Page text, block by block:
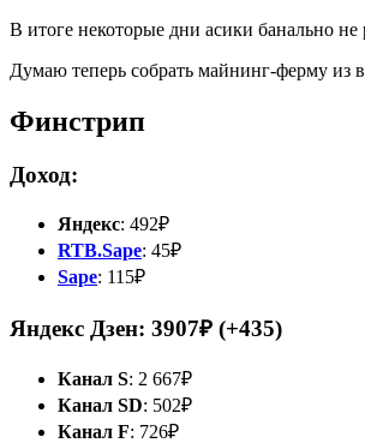
В итоге некоторые дни асики банально не
Думаю теперь собрать майнинг-ферму из
Финстрип
Доход:
Яндекс: 492₽
RTB.Sape: 45₽
Sape: 115₽
Яндекс Дзен: 3907₽ (+435)
Канал S: 2 667₽
Канал SD: 502₽
Канал F: 726⁠₽